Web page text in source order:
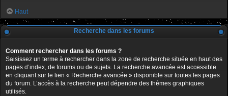
Haut
Recherche dans les forums
Comment rechercher dans les forums ?
Saisissez un terme à rechercher dans la zone de recherche située en haut des
pages d’index, de forums ou de sujets. La recherche avancée est accessible
en cliquant sur le lien « Recherche avancée » disponible sur toutes les pages
du forum. L’accès à la recherche peut dépendre des thèmes graphiques
utilisés.